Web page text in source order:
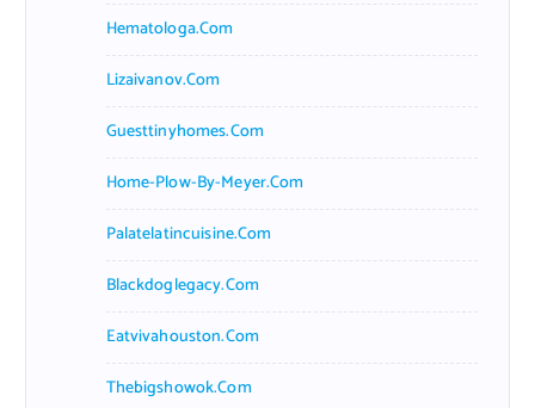
Hematologa.com
Lizaivanov.com
Guesttinyhomes.com
Home-Plow-By-Meyer.com
Palatelatincuisine.com
Blackdoglegacy.com
Eatvivahouston.com
Thebigshowok.com